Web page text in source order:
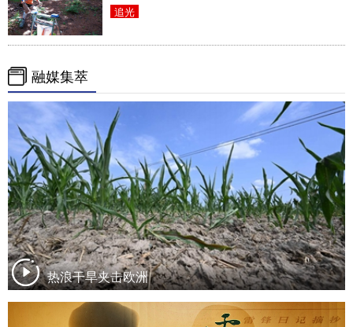
追光
融媒集萃
热浪干旱夹击欧洲